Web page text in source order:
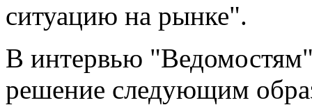
ситуацию на рынке".
В интервью
решение следующим